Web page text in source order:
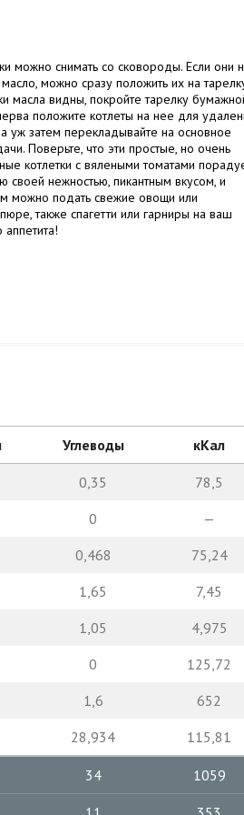
можно снимать со сковороды. Если они
можно сразу положить их на
масла видны, покройте тарелку
положите котлеты на нее для
уж затем перекладывайте на основное
Поверьте, что эти простые, но очень
котлетки с вялеными томатами
своей нежностью, пикантным вкусом, и
можно подать свежие овощи или
также спагетти или гарниры на ваш
аппетита!
Углеводы кКал
0,35
78,5
0
—
0,468
75,24
1,65
7,45
1,05
4,975
0
125,72
1,6
652
28,934 115,81
34 1059